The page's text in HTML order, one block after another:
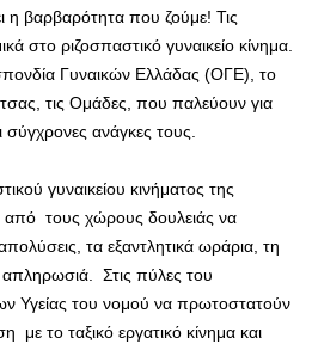
η βαρβαρότητα που ζούμε! Τις
στο ριζοσπαστικό γυναικείο κίνημα.
Γυναικών Ελλάδας (ΟΓΕ), το
τις Ομάδες, που παλεύουν για
σύγχρονες ανάγκες τους.
γυναικείου κινήματος της
από τους χώρους δουλειάς να
τα εξαντλητικά ωράρια, τη
Στις πύλες του
Υγείας του νομού να πρωτοστατούν
με το ταξικό εργατικό κίνημα και